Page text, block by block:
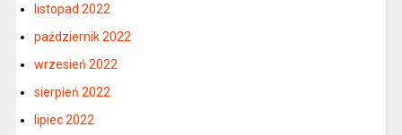
listopad 2022
październik 2022
wrzesień 2022
sierpień 2022
lipiec 2022